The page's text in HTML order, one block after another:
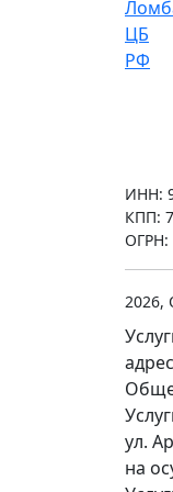
ИНН:
КПП:
ОГРН:
2026,
ул.
на